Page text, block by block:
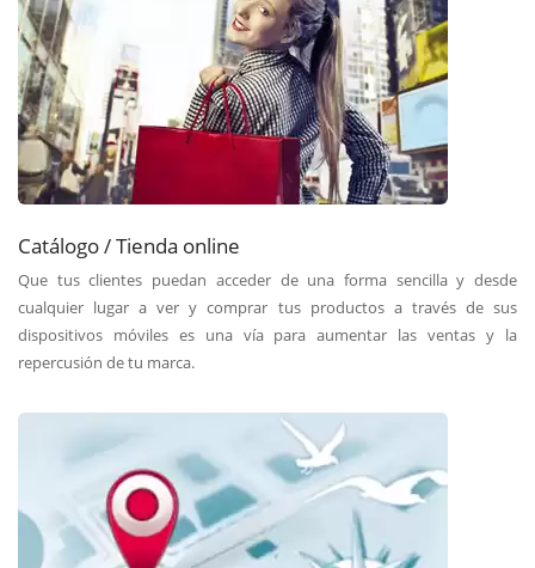
Catálogo / Tienda online
Que tus clientes puedan acceder de una forma sencilla y desde
cualquier lugar a ver y comprar tus productos a través de sus
dispositivos móviles es una vía para aumentar las ventas y la
repercusión de tu marca.